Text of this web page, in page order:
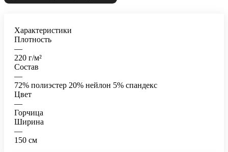
Характеристики
Плотность
—
220 г/м²
Состав
—
72% полиэстер 20% нейлон 5% спандекс
Цвет
—
Горчица
Ширина
—
150 см